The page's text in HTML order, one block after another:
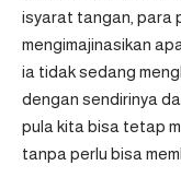
isyarat tangan, para
mengimajinasikan
ia tidak sedang
dengan sendirinya
pula kita bisa tetap
tanpa perlu bisa